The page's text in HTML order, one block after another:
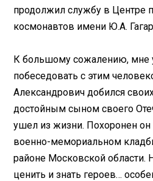
продолжил службу в Центре
космонавтов имени Ю.А.
К большому сожалению, мне
побеседовать с этим
Александрович добился
достойным сыном своего
ушел из жизни. Похоронен
военно-мемориальном
районе Московской области.
ценить и знать героев…